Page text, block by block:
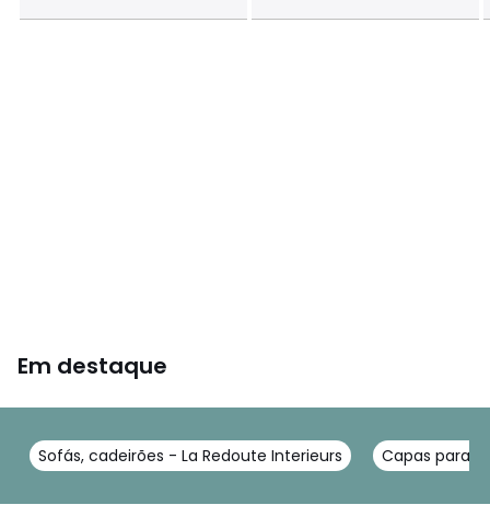
Em destaque
Sofás, cadeirões - La Redoute Interieurs Capas para